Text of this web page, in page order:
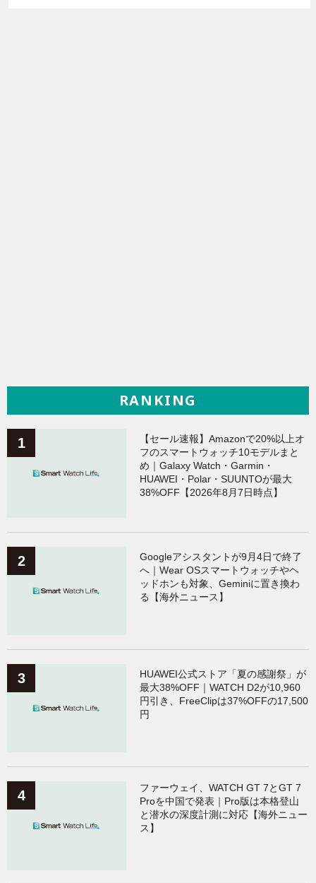
RANKING
【セール速報】Amazonで20%以上オ
フのスマートウォッチ10モデルまと
め｜Galaxy Watch・Garmin・
HUAWEI・Polar・SUUNTOが最大
38%OFF【2026年8月7日時点】
Googleアシスタントが9月4日で終了
へ｜Wear OSスマートウォッチやヘ
ッドホンも対象、Geminiに置き換わ
る【海外ニュース】
HUAWEI公式ストア「夏の感謝祭」が
最大38%OFF｜WATCH D2が10,960
円引き、FreeClipは37%OFFの17,500
円
ファーウェイ、WATCH GT 7とGT 7
Proを中国で発表｜Pro版は本格登山
と潜水の深度計測に対応【海外ニュー
ス】